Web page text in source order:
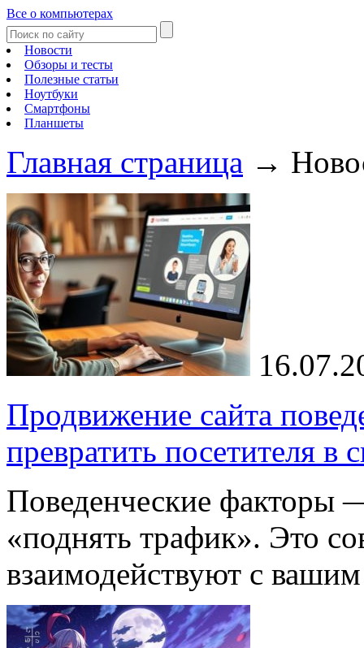
Все о компьютерах
Новости
Обзоры и тесты
Полезные статьи
Ноутбуки
Смартфоны
Планшеты
Главная страница →
Продвижение сайта
превратить посетителя в
Поведенческие факторы
«поднять трафик». Это
взаимодействуют с